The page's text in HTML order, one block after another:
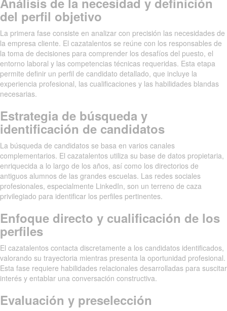
del perfil objetivo
La primera fase consiste en analizar con precisión las necesidades de
la empresa cliente. El cazatalentos se reúne con los responsables de
la toma de decisiones para comprender los desafíos del puesto, el
entorno laboral y las competencias técnicas requeridas. Esta etapa
permite definir un perfil de candidato detallado, que incluye la
experiencia profesional, las cualificaciones y las habilidades blandas
necesarias.
Estrategia de búsqueda y
identificación de candidatos
La búsqueda de candidatos se basa en varios canales
complementarios. El cazatalentos utiliza su base de datos propietaria,
enriquecida a lo largo de los años, así como los directorios de
antiguos alumnos de las grandes escuelas. Las redes sociales
profesionales, especialmente LinkedIn, son un terreno de caza
privilegiado para identificar los perfiles pertinentes.
Enfoque directo y cualificación de los
perfiles
El cazatalentos contacta discretamente a los candidatos identificados,
valorando su trayectoria mientras presenta la oportunidad profesional.
Esta fase requiere habilidades relacionales desarrolladas para suscitar
interés y entablar una conversación constructiva.
Evaluación y preselección